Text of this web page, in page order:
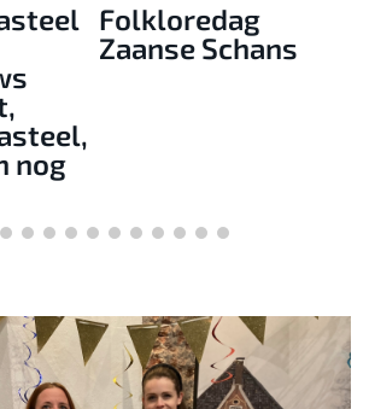
nog
Folkloredag
Zaanse Schans